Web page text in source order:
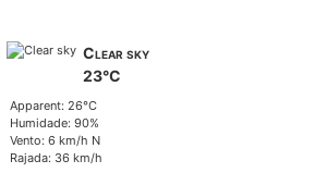
Clear sky
23°C
Apparent: 26°C
Humidade: 90%
Vento: 6 km/h N
Rajada: 36 km/h